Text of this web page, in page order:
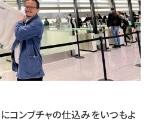
コンブチャの仕込みをいつもよ